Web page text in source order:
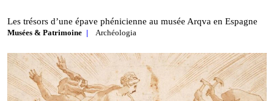
Les trésors d’une épave phénicienne au musée Arqva en Espagne
Musées & Patrimoine Archéologia